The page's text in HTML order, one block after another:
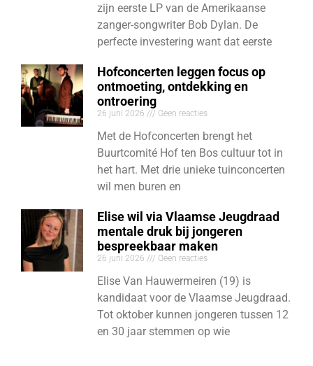
zijn eerste LP van de Amerikaanse
zanger-songwriter Bob Dylan. De
perfecte investering want dat eerste
Hofconcerten leggen focus op
ontmoeting, ontdekking en
ontroering
26 juni 2026 Geen reacties
Met de Hofconcerten brengt het
Buurtcomité Hof ten Bos cultuur tot in
het hart. Met drie unieke tuinconcerten
wil men buren en
Elise wil via Vlaamse Jeugdraad
mentale druk bij jongeren
bespreekbaar maken
26 juni 2026 Geen reacties
Elise Van Hauwermeiren (19) is
kandidaat voor de Vlaamse Jeugdraad.
Tot oktober kunnen jongeren tussen 12
en 30 jaar stemmen op wie